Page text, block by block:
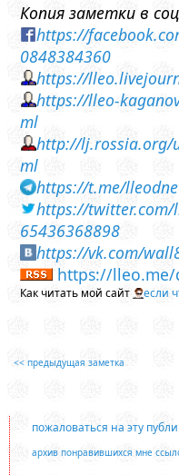
Копия заметки в
https://
0848384360
https://
https://lleo-
ml
http://lj.rossia.org/
ml
https://t.me/
https://twitter.com/
65436368898
https://vk.com/
https://lleo.me/
Как читать мой сайт если
<< предыдущая заметка
пожаловаться на эту
архив понравившихся мне